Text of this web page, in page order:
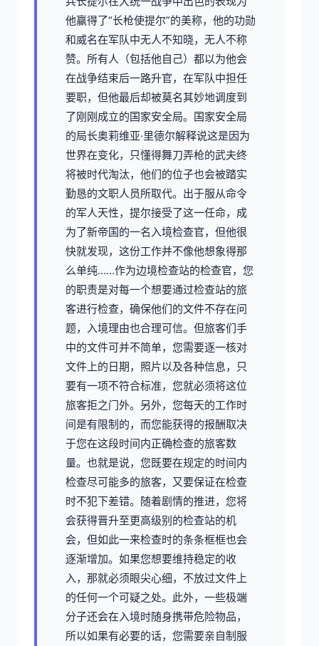
他赢得了“长枪使提尔”的美称，他的功勋
和威名在军队中无人不知晓，无人不称
赞。所有人（包括他自己）都以为他会
在战争结束后一路升官，在军队中担任
要职，但他最后却被莫名其妙地调度到
了刚刚成立的国家安全局。国家安全局
的局长奥莉维亚·里德尔解释说这是因为
世界在变化，只懂得舞刀弄枪的武夫终
将被时代淘汰，他们的位子也会被踏实
勤恳的文职人员所取代。出于服从命令
的军人天性，提尔接受了这一任命，成
为了新帝国的一名入境检查官，但他很
快就发现，这份工作并不像他想象得那
么单纯……作为边境检查站的检查官，您
的职责是对每一个想要通过检查站的旅
客进行检查，确保他们的文件不存在问
题，入境理由也合理可信。但旅客们手
中的文件可并不简单，您需要逐一核对
文件上的日期，照片以及各种信息，只
要有一项不符合标准，您就必须将这位
旅客拒之门外。另外，您每天的工作时
间是有限制的，而您能获得的报酬取决
于您在这段时间内正确检查的旅客数
量。也就是说，您既要在规定的时间内
检查尽可能多的旅客，又要保证在检查
时不犯下差错。随着剧情的推进，您将
会获得晋升至更高级别的检查站的机
会，但如此一来检查时的条条框框也会
逐渐增加。如果您想要维持稳定的收
入，那就必须眼尖心细，不放过文件上
的任何一个可疑之处。此外，一些极端
分子还会在入境时随身携带危险物品，
所以如果有必要的话，您需要亲自制服